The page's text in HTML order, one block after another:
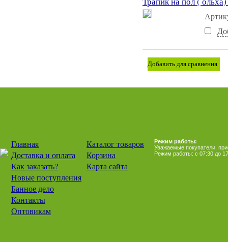
Главная
Доставка и оплата
Как заказать?
Новые поступления
Банное дело
Контакты
Оптовикам
Каталог товаров
Корзина
Карта сайта
Режим работы:
Уважаемые покупатели,
Режим работы: с 07:30 до